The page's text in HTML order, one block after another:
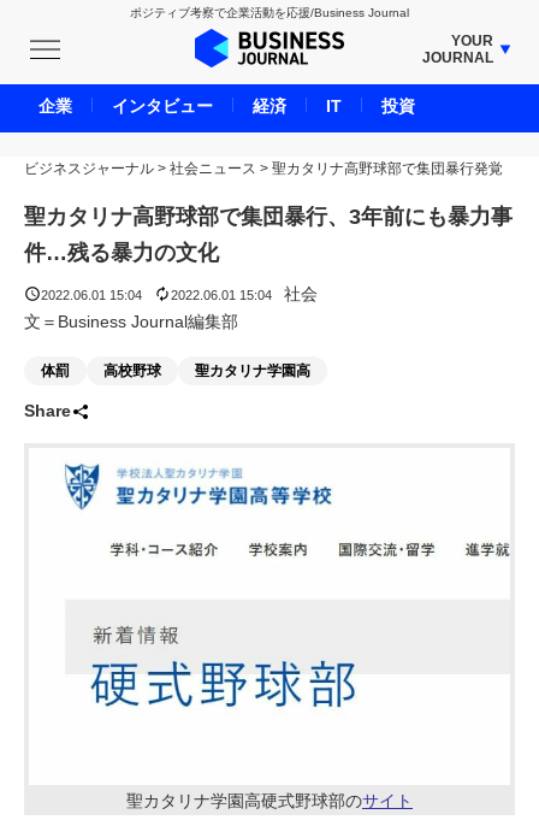
ポジティブ考察で企業活動を応援/Business Journal
YOUR
JOURNAL
BUSINESS JOURNAL
UNICORN JOURNAL
CARBON CREDITS JOURNAL
IVS JOURNAL
ENERGY MANAGEMENT JOURNAL
LIFE ENDING JOURNAL
ADOPTABLE DOG JOURNAL
ビジネスジャーナル > 社会ニュース > 聖カタリナ高野球部で集団暴行発覚
聖カタリナ高野球部で集団暴行、3年前にも暴力事
件…残る暴力の文化
2022.06.01 15:04 2022.06.01 15:04
社会
文＝Business Journal編集部
体罰 高校野球 聖カタリナ学園高
Share
聖カタリナ学園高硬式野球部のサイト
企業 インタビュー 経済 IT 投資